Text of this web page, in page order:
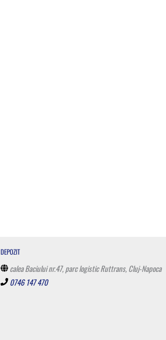
DEPOZIT
calea Baciului nr.47, parc logistic Ruttrans, Cluj-Napoca
0746 147 470